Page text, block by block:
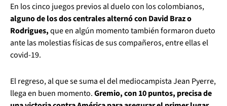
En los cinco juegos previos al duelo con los colombianos,
alguno de los dos centrales alternó con David Braz o
Rodrigues,que en algún momento también formaron dueto
ante las molestias físicas de sus compañeros, entre ellas el
covid-19.
El regreso, al que se suma el del mediocampista Jean Pyerre,
llega en buen momento.Gremio, con 10 puntos, precisa de